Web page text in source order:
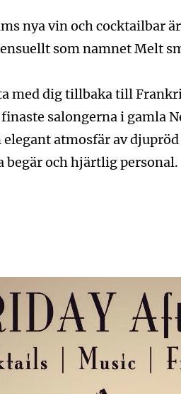
nya vin och cocktailbar
som namnet Melt
med dig tillbaka till
salongerna i gamla
elegant atmosfär av
begär och hjärtlig personal.